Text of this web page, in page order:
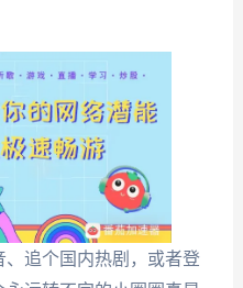
追个国内热剧，或者登